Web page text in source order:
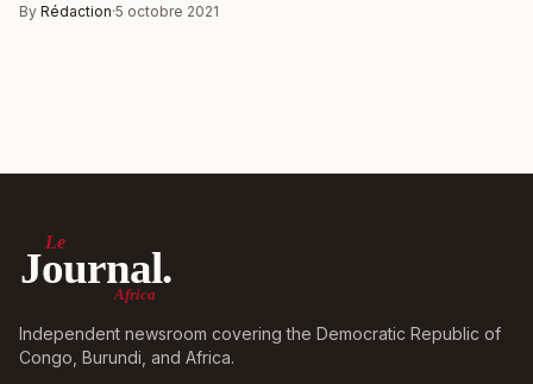
By Rédaction·5 octobre 2021
Le
Journal.
Africa
Independent newsroom covering the Democratic Republic of
Congo, Burundi, and Africa.